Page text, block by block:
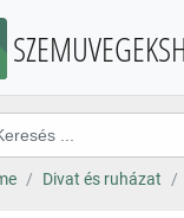
Divat és ruházat